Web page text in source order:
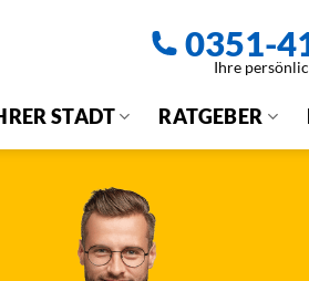
0351-
Ihre
STADT RATGEBER